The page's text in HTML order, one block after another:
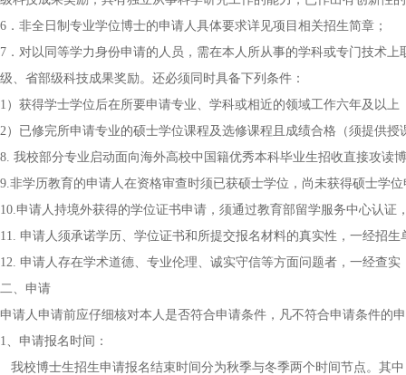
6．非全日制专业学位博士的申请人具体要求详见项目相关招生简章；
7．对以同等学力身份申请的人员，需在本人所从事的学科或专门技术
级、省部级科技成果奖励。还必须同时具备下列条件：
1）获得学士学位后在所要申请专业、学科或相近的领域工作六年及以
2）已修完所申请专业的硕士学位课程及选修课程且成绩合格（须提供授
8. 我校部分专业启动面向海外高校中国籍优秀本科毕业生招收直接攻读
9.非学历教育的申请人在资格审查时须已获硕士学位，尚未获得硕士学
10.申请人持境外获得的学位证书申请，须通过教育部留学服务中心认证
11. 申请人须承诺学历、学位证书和所提交报名材料的真实性，一经招
12. 申请人存在学术道德、专业伦理、诚实守信等方面问题者，一经查
二、申请
申请人申请前应仔细核对本人是否符合申请条件，凡不符合申请条件的
1、申请报名时间：
我校博士生招生申请报名结束时间分为秋季与冬季两个时间节点。其